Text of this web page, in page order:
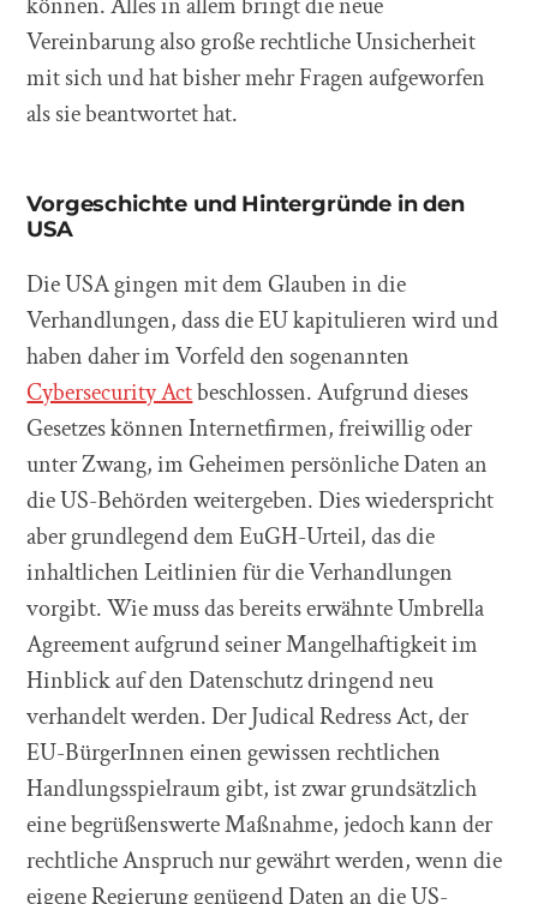
Vereinbarung also große rechtliche Unsicherheit
mit sich und hat bisher mehr Fragen aufgeworfen
als sie beantwortet hat.
Vorgeschichte und Hintergründe in den
USA
Die USA gingen mit dem Glauben in die
Verhandlungen, dass die EU kapitulieren wird und
haben daher im Vorfeld den sogenannten
Cybersecurity Actbeschlossen. Aufgrund dieses
Gesetzes können Internetfirmen, freiwillig oder
unter Zwang, im Geheimen persönliche Daten an
die US-Behörden weitergeben. Dies wiederspricht
aber grundlegend dem EuGH-Urteil, das die
inhaltlichen Leitlinien für die Verhandlungen
vorgibt. Wie muss das bereits erwähnte Umbrella
Agreement aufgrund seiner Mangelhaftigkeit im
Hinblick auf den Datenschutz dringend neu
verhandelt werden. Der Judical Redress Act, der
EU-BürgerInnen einen gewissen rechtlichen
Handlungsspielraum gibt, ist zwar grundsätzlich
eine begrüßenswerte Maßnahme, jedoch kann der
rechtliche Anspruch nur gewährt werden, wenn die
eigene Regierung genügend Daten an die US-